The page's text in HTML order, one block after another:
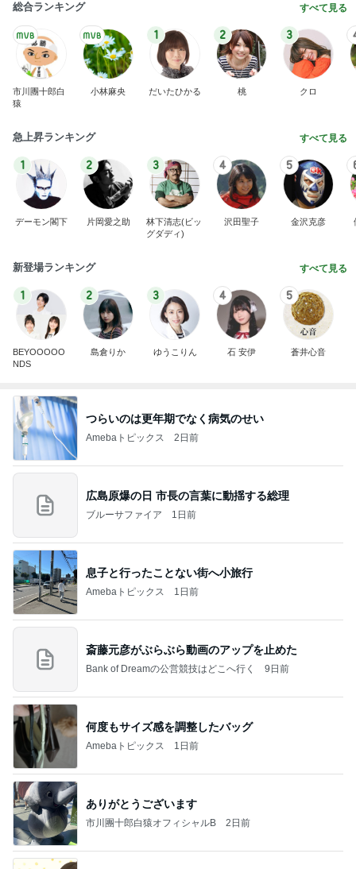
総合ランキング すべて見る
市川團十郎白
猿
小林麻央
1
だいたひかる
2
桃
3
クロ
急上昇ランキング すべて見る
1
デーモン閣下
2
片岡愛之助
3
林下清志(ビッ
グダディ)
4
沢田聖子
5
金沢克彦
新登場ランキング すべて見る
1
BEYOOOOO
NDS
2
島倉りか
3
ゆうこりん
4
石 安伊
5
蒼井心音
つらいのは更年期でなく病気のせい
Amebaトピックス 2日前
広島原爆の日 市長の言葉に動揺する総理
ブルーサファイア 1日前
息子と行ったことない街へ小旅行
Amebaトピックス 1日前
斎藤元彦がぶらぶら動画のアップを止めた
Bank of Dreamの公営競技はどこへ行く 9日前
何度もサイズ感を調整したバッグ
Amebaトピックス 1日前
ありがとうございます
市川團十郎白猿オフィシャルB 2日前